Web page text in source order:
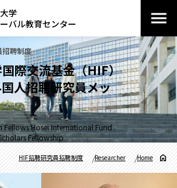
学
バル教育センター
招聘制度
際交流基金（HIF）
人招聘研究員メッ
Fellows Hosei International Fund
Fellowship
Home
Researcher
HIF招聘研究員招聘制度